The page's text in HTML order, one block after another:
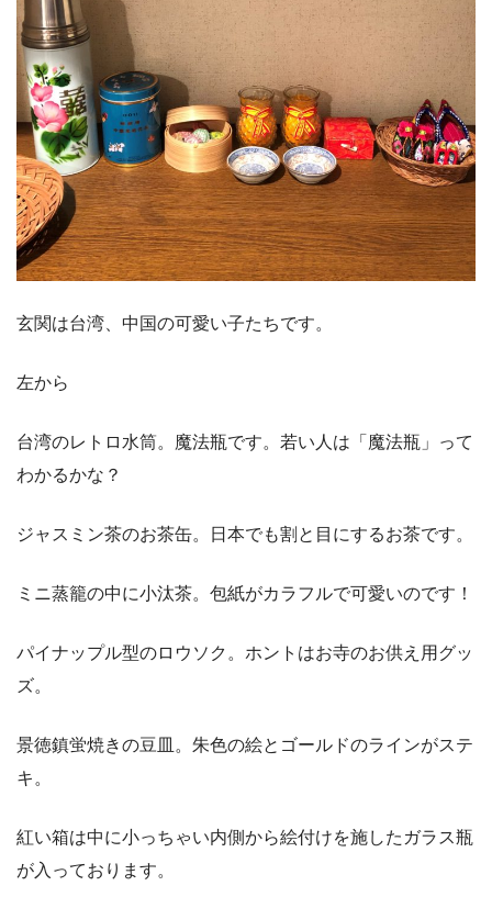
玄関は台湾、中国の可愛い子たちです。
左から
台湾のレトロ水筒。魔法瓶です。若い人は「魔法瓶」って
わかるかな？
ジャスミン茶のお茶缶。日本でも割と目にするお茶です。
ミニ蒸籠の中に小汰茶。包紙がカラフルで可愛いのです！
パイナップル型のロウソク。ホントはお寺のお供え用グッ
ズ。
景徳鎮蛍焼きの豆皿。朱色の絵とゴールドのラインがステ
キ。
紅い箱は中に小っちゃい内側から絵付けを施したガラス瓶
が入っております。